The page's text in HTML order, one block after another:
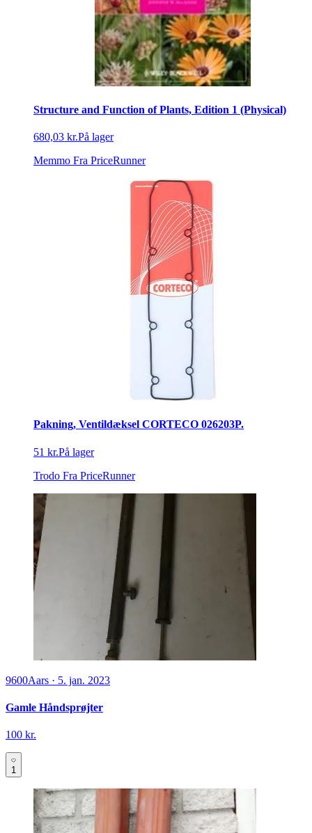
Structure and Function of Plants, Edition 1 (Physical)
680,03 kr.På lager
Memmo Fra PriceRunner
Pakning, Ventildæksel CORTECO 026203P.
51 kr.På lager
Trodo Fra PriceRunner
9600Aars · 5. jan. 2023
Gamle Håndsprøjter
100 kr.
1